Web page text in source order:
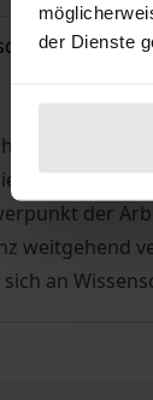
der Dienste
ist
Autorin auf
der
weitgehend
an